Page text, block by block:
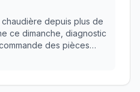
depuis plus de
ce dimanche, diagnostic
des pièces
le mercredi AM. Ça